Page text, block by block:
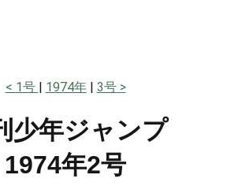
1号 1974年 3号
少年ジャンプ
1974年2号